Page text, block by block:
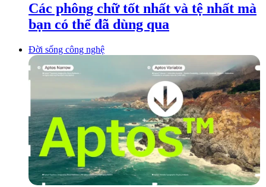
Các phông chữ tốt nhất và tệ nhất mà
bạn có thể đã dùng qua
Đời sống công nghệ